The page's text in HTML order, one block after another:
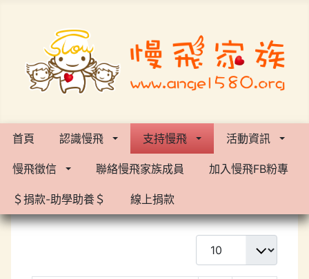
首頁 認識慢飛 支持慢飛 活動資訊
慢飛徵信 聯絡慢飛家族成員 加入慢飛FB粉專
＄捐款-助學助養＄ 線上捐款
每頁顯示條數